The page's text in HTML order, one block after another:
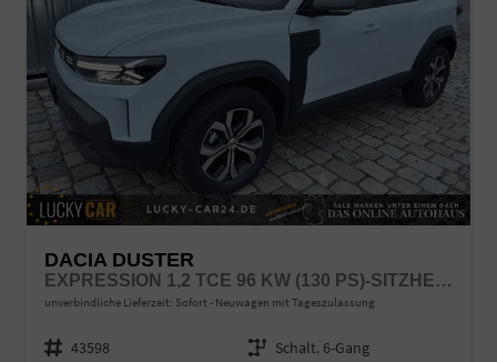
DACIA DUSTER
EXPRESSION 1,2 TCE 96 KW (130 PS)-SITZHEIZUNG-RÜCKFAHRKAMERA-APPLECARPLAY-SOFORT
unverbindliche Lieferzeit: Sofort Neuwagen mit Tageszulassung
Fahrzeugnr. 43598 Getriebe Schalt. 6-Gang